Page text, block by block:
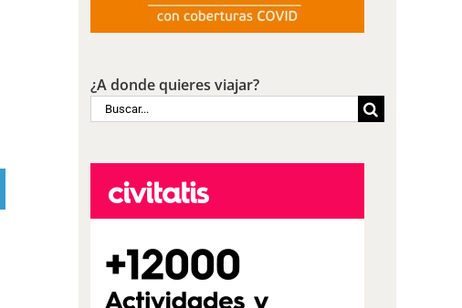
¿A donde quieres viajar?
Buscar: